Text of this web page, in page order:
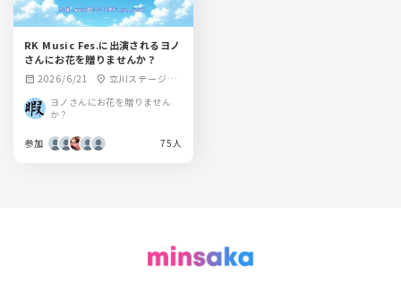
RK Music Fes.に出演されるヨノ
さんにお花を贈りませんか？
calendar_month 2026/6/21 location_on 立川ステージガ
ーデン
ヨノさんにお花を贈りません
か？
参加 75人